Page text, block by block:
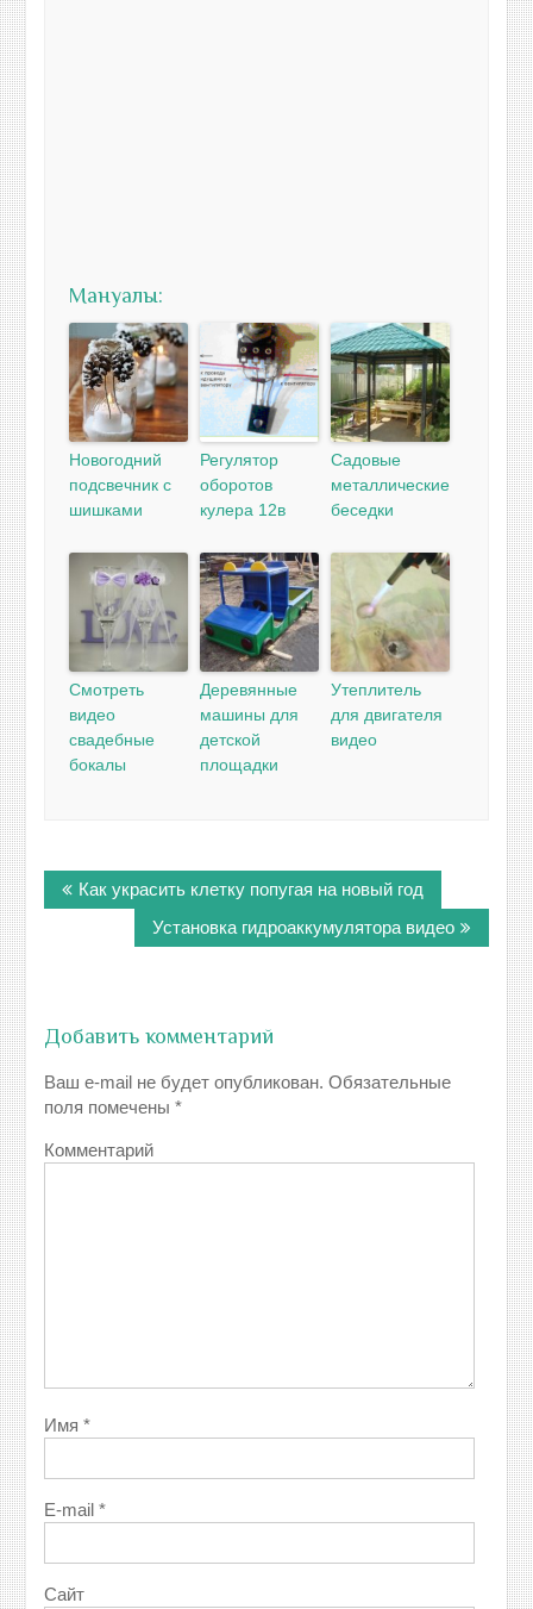
Мануалы:
Новогодний
подсвечник с
шишками
Регулятор
оборотов
кулера 12в
Садовые
металлические
беседки
Смотреть
видео
свадебные
бокалы
Деревянные
машины для
детской
площадки
Утеплитель
для двигателя
видео
по Как украсить клетку попугая на новый год
Установка гидроаккумулятора видео
Добавить комментарий
Ваш e-mail не будет опубликован. Обязательные
поля помечены*
Комментарий
Имя*
E-mail*
Сайт